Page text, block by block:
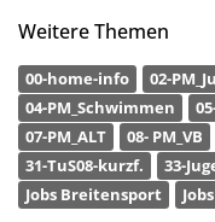
Weitere Themen
00-home-info 02-
04-PM_Schwimmen
07-PM_ALT
08- PM_VB
31-TuS08-kurzf.
33-
Jobs Breitensport